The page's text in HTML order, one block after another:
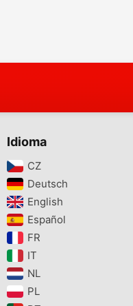
Idioma
CZ‎
Deutsch‎
English‎
Español‎
FR‎
IT‎
NL‎
PL‎